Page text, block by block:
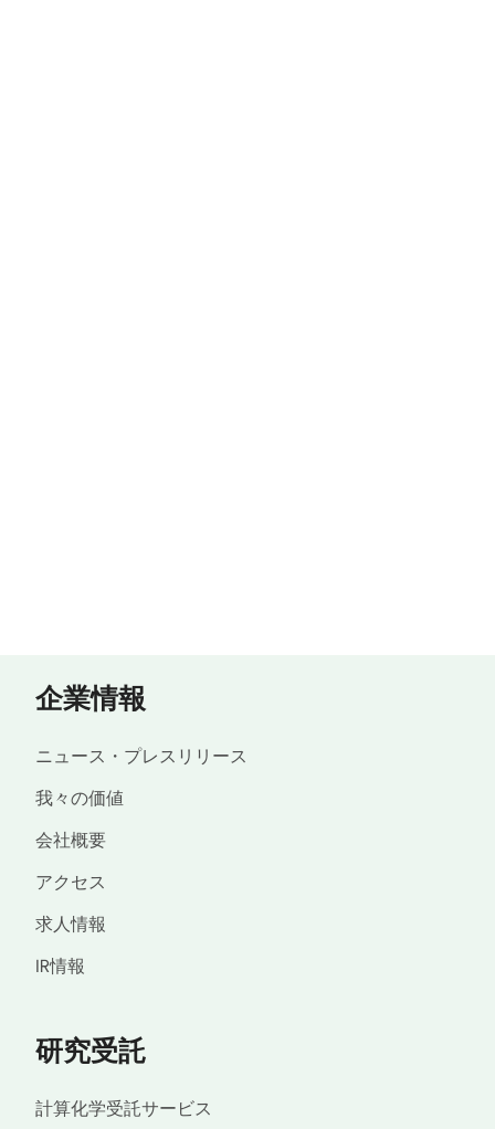
企業情報
ニュース・プレスリリース
我々の価値
会社概要
アクセス
求人情報
IR情報
研究受託
計算化学受託サービス